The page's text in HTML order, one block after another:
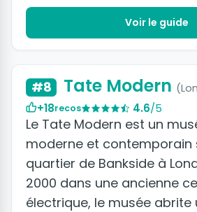
Voir le guide
#8 Tate Modern
+18recos 4.6/5
Le Tate Modern est un
moderne et contemporain
quartier de Bankside à
2000 dans une ancienne
électrique, le musée abrite